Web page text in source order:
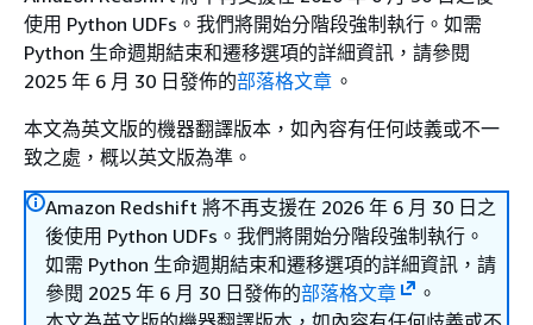
使用 Python UDFs。我們將開始分階段強制執行。如需
Python 生命週期結束和遷移選項的詳細資訊，請參閱
2025 年 6 月 30 日發佈的部落格文章 。
本文為英文版的機器翻譯版本，如內容有任何歧義或不一
致之處，概以英文版為準。
Amazon Redshift 將不再支援在 2026 年 6 月 30 日之
後使用 Python UDFs。我們將開始分階段強制執行。
如需 Python 生命週期結束和遷移選項的詳細資訊，請
參閱 2025 年 6 月 30 日發佈的部落格文章
。